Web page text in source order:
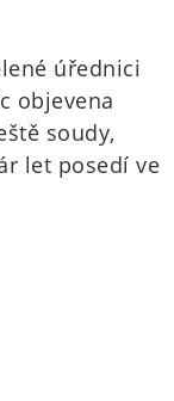
úřednici
objevena
soudy,
let posedí ve